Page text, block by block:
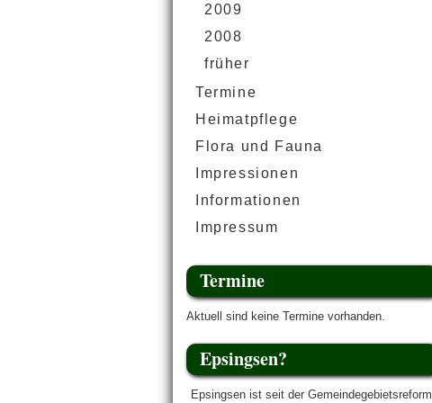
2009
2008
früher
Termine
Heimatpflege
Flora und Fauna
Impressionen
Informationen
Impressum
Termine
Aktuell sind keine Termine vorhanden.
Epsingsen?
Epsingsen ist seit der Gemeindegebietsreform